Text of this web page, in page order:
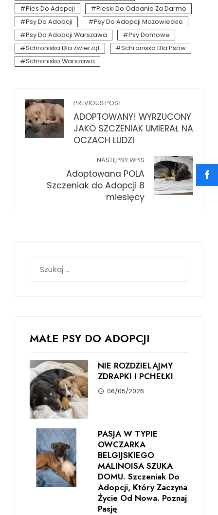
Pies Do Adopcji
Pieski Do Oddania Za Darmo
Psy Do Adopcji
Psy Do Adopcji Mazowieckie
Psy Do Adopcji Warszawa
Psy Domowe
Schroniska Dla Zwierząt
Schronisko Dla Psów
Schronisko Warszawa
PREVIOUS POST
ADOPTOWANY! WYRZUCONY
JAKO SZCZENIAK UMIERAŁ NA
OCZACH LUDZI
NASTĘPNY WPIS
Adoptowana POLA
Szczeniak do Adopcji 8
miesięcy
MAŁE PSY DO ADOPCJI
NIE ROZDZIELAJMY
ZDRAPKI I PCHEŁKI
06/05/2026
PASJA W TYPIE
OWCZARKA
BELGIJSKIEGO
MALINOISA SZUKA
DOMU. Szczeniak Do
Adopcji, Który Zaczyna
Życie Od Nowa. Poznaj
Pasję